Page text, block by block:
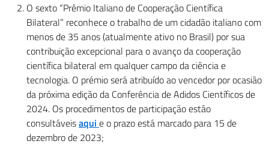
O sexto “Prêmio Italiano de Cooperação Científica
Bilateral” reconhece o trabalho de um cidadão italiano com
menos de 35 anos (atualmente ativo no Brasil) por sua
contribuição excepcional para o avanço da cooperação
científica bilateral em qualquer campo da ciência e
tecnologia. O prémio será atribuído ao vencedor por ocasião
da próxima edição da Conferência de Adidos Científicos de
2024. Os procedimentos de participação estão
consultáveisaqui e o prazo está marcado para 15 de
dezembro de 2023;